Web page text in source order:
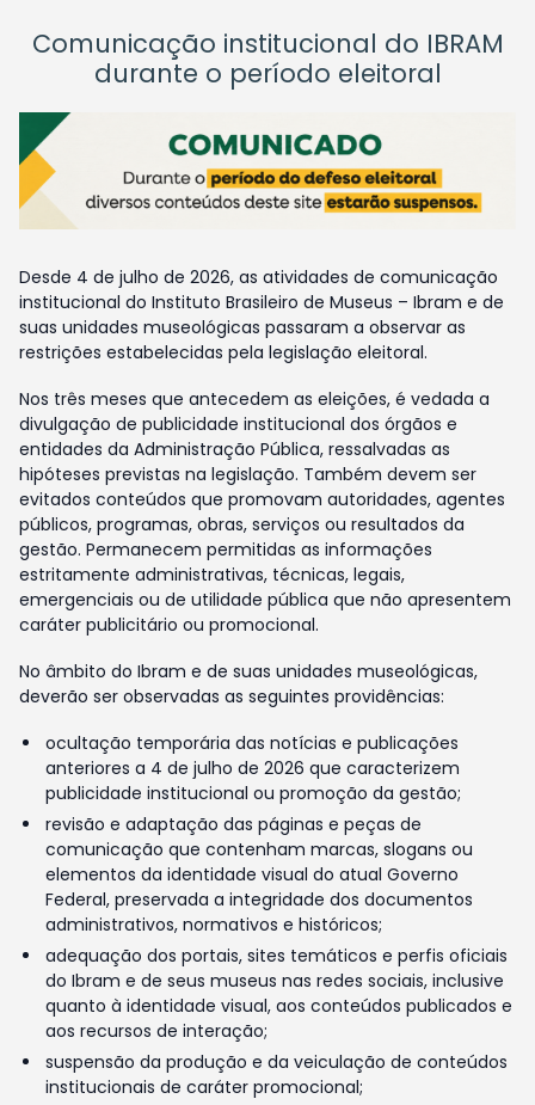
Comunicação institucional do IBRAM
durante o período eleitoral
Desde 4 de julho de 2026, as atividades de comunicação
institucional do Instituto Brasileiro de Museus – Ibram e de
suas unidades museológicas passaram a observar as
restrições estabelecidas pela legislação eleitoral.
Nos três meses que antecedem as eleições, é vedada a
divulgação de publicidade institucional dos órgãos e
entidades da Administração Pública, ressalvadas as
hipóteses previstas na legislação. Também devem ser
evitados conteúdos que promovam autoridades, agentes
públicos, programas, obras, serviços ou resultados da
gestão. Permanecem permitidas as informações
estritamente administrativas, técnicas, legais,
emergenciais ou de utilidade pública que não apresentem
caráter publicitário ou promocional.
No âmbito do Ibram e de suas unidades museológicas,
deverão ser observadas as seguintes providências:
ocultação temporária das notícias e publicações
anteriores a 4 de julho de 2026 que caracterizem
publicidade institucional ou promoção da gestão;
revisão e adaptação das páginas e peças de
comunicação que contenham marcas, slogans ou
elementos da identidade visual do atual Governo
Federal, preservada a integridade dos documentos
administrativos, normativos e históricos;
adequação dos portais, sites temáticos e perfis oficiais
do Ibram e de seus museus nas redes sociais, inclusive
quanto à identidade visual, aos conteúdos publicados e
aos recursos de interação;
suspensão da produção e da veiculação de conteúdos
institucionais de caráter promocional;